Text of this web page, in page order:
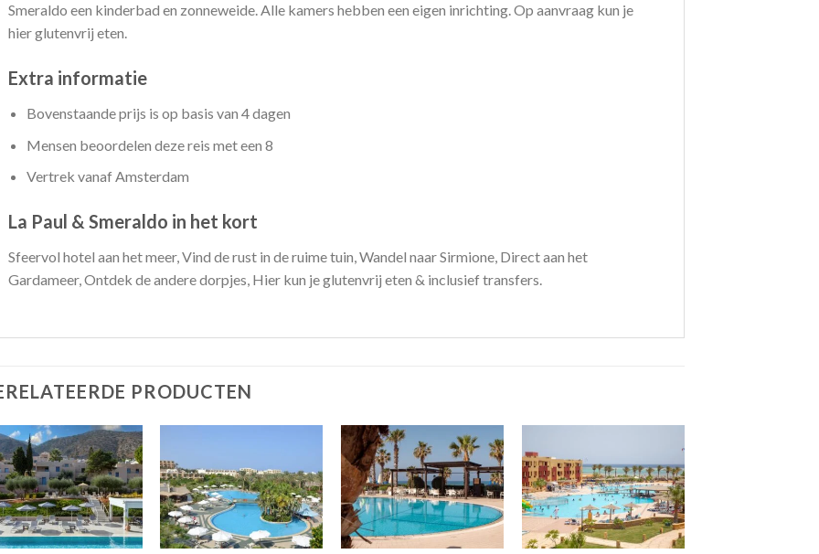
Smeraldo een kinderbad en zonneweide. Alle kamers hebben een eigen inrichting. Op aanvraag kun je
hier glutenvrij eten.
Extra informatie
Bovenstaande prijs is op basis van 4 dagen
Mensen beoordelen deze reis met een 8
Vertrek vanaf Amsterdam
La Paul & Smeraldo in het kort
Sfeervol hotel aan het meer, Vind de rust in de ruime tuin, Wandel naar Sirmione, Direct aan het
Gardameer, Ontdek de andere dorpjes, Hier kun je glutenvrij eten & inclusief transfers.
PRODUCTEN